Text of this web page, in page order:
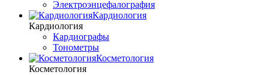
Электроэнцефалография
Кардиология
Кардиология
Кардиографы
Тонометры
Косметология
Косметология